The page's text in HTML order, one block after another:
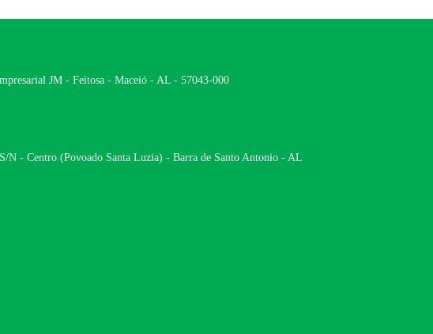
JM - Feitosa - Maceió - AL - 57043-000
N - Centro (Povoado Santa Luzia) - Barra de Santo Antonio - AL